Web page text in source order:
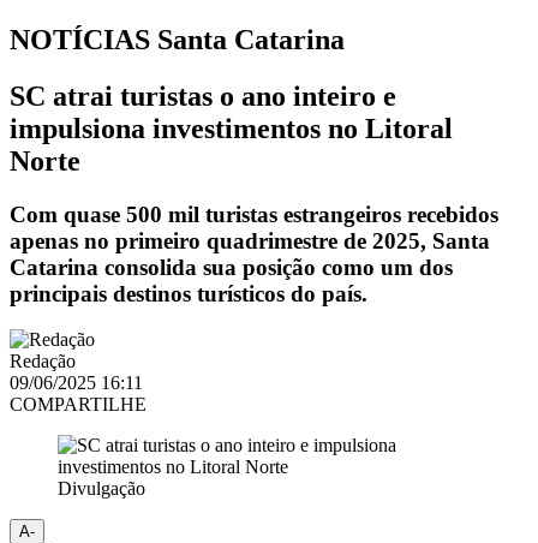
NOTÍCIAS Santa Catarina
SC atrai turistas o ano inteiro e
impulsiona investimentos no Litoral
Norte
Com quase 500 mil turistas estrangeiros recebidos
apenas no primeiro quadrimestre de 2025, Santa
Catarina consolida sua posição como um dos
principais destinos turísticos do país.
Redação
09/06/2025 16:11
COMPARTILHE
Divulgação
A-